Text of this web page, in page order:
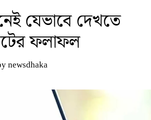
যেভাবে দেখতে
ফলাফল
newsdhaka